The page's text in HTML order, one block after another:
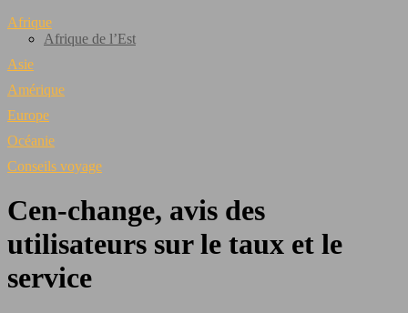
Afrique
Afrique de l’Est
Asie
Amérique
Europe
Océanie
Conseils voyage
Cen-change, avis des
utilisateurs sur le taux et le
service